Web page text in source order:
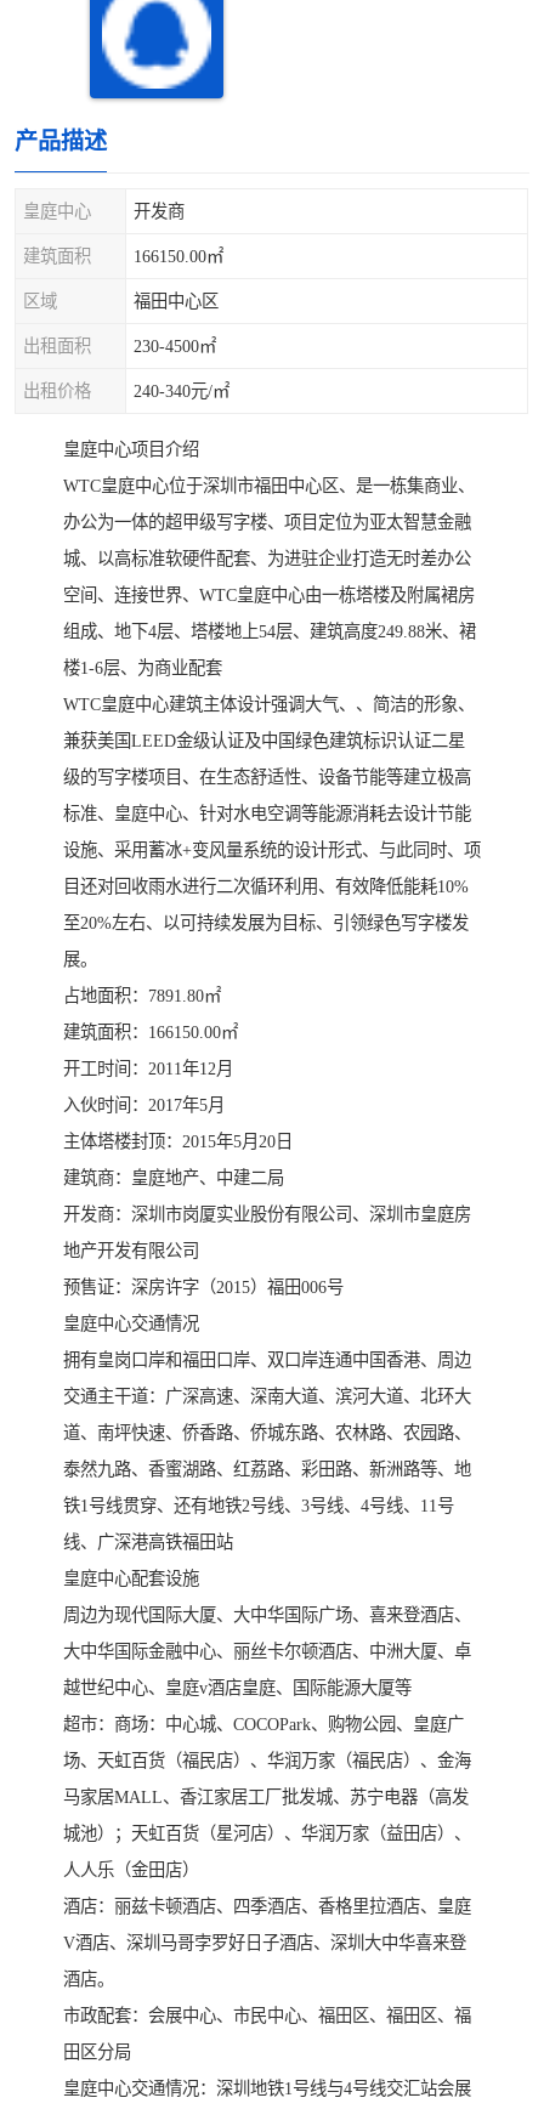
产品描述
皇庭中心 开发商
建筑面积 166150.00㎡
区域 福田中心区
出租面积 230-4500㎡
出租价格 240-340元/㎡
皇庭中心项目介绍
WTC皇庭中心位于深圳市福田中心区、是一栋集商业、
办公为一体的超甲级写字楼、项目定位为亚太智慧金融
城、以高标准软硬件配套、为进驻企业打造无时差办公
空间、连接世界、WTC皇庭中心由一栋塔楼及附属裙房
组成、地下4层、塔楼地上54层、建筑高度249.88米、裙
楼1-6层、为商业配套
WTC皇庭中心建筑主体设计强调大气、、简洁的形象、
兼获美国LEED金级认证及中国绿色建筑标识认证二星
级的写字楼项目、在生态舒适性、设备节能等建立极高
标准、皇庭中心、针对水电空调等能源消耗去设计节能
设施、采用蓄冰+变风量系统的设计形式、与此同时、项
目还对回收雨水进行二次循环利用、有效降低能耗10%
至20%左右、以可持续发展为目标、引领绿色写字楼发
展。
占地面积：7891.80㎡
建筑面积：166150.00㎡
开工时间：2011年12月
入伙时间：2017年5月
主体塔楼封顶：2015年5月20日
建筑商：皇庭地产、中建二局
开发商：深圳市岗厦实业股份有限公司、深圳市皇庭房
地产开发有限公司
预售证：深房许字（2015）福田006号
皇庭中心交通情况
拥有皇岗口岸和福田口岸、双口岸连通中国香港、周边
交通主干道：广深高速、深南大道、滨河大道、北环大
道、南坪快速、侨香路、侨城东路、农林路、农园路、
泰然九路、香蜜湖路、红荔路、彩田路、新洲路等、地
铁1号线贯穿、还有地铁2号线、3号线、4号线、11号
线、广深港高铁福田站
皇庭中心配套设施
周边为现代国际大厦、大中华国际广场、喜来登酒店、
大中华国际金融中心、丽丝卡尔顿酒店、中洲大厦、卓
越世纪中心、皇庭v酒店皇庭、国际能源大厦等
超市：商场：中心城、COCOPark、购物公园、皇庭广
场、天虹百货（福民店）、华润万家（福民店）、金海
马家居MALL、香江家居工厂批发城、苏宁电器（高发
城池）；天虹百货（星河店）、华润万家（益田店）、
人人乐（金田店）
酒店：丽兹卡顿酒店、四季酒店、香格里拉酒店、皇庭
V酒店、深圳马哥孛罗好日子酒店、深圳大中华喜来登
酒店。
市政配套：会展中心、市民中心、福田区、福田区、福
田区分局
皇庭中心交通情况：深圳地铁1号线与4号线交汇站会展
龙岗区
光明区
龙华观澜